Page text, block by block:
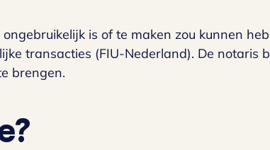
is of te maken zou kunnen
transacties (FIU-Nederland). De notaris
brengen.